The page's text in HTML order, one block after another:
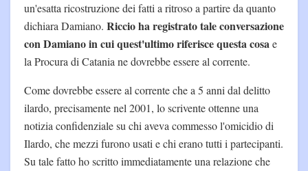
un'esatta ricostruzione dei fatti a ritroso a partire da quanto
dichiara Damiano. Riccio ha registrato tale conversazione
con Damiano in cui quest'ultimo riferisce questa cosae
la Procura di Catania ne dovrebbe essere al corrente.
Come dovrebbe essere al corrente che a 5 anni dal delitto
ilardo, precisamente nel 2001, lo scrivente ottenne una
notizia confidenziale su chi aveva commesso l'omicidio di
Ilardo, che mezzi furono usati e chi erano tutti i partecipanti.
Su tale fatto ho scritto immediatamente una relazione che